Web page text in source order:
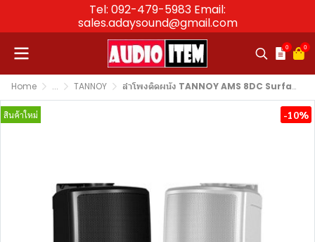
Tel: 092-479-5983 Email:
sales.adaysound@gmail.com
0 0
Home ... TANNOY ลำโพงติดผนัง TANNOY AMS 8DC Surface-Mount Loudspeaker 8″
สินค้าใหม่ -10%